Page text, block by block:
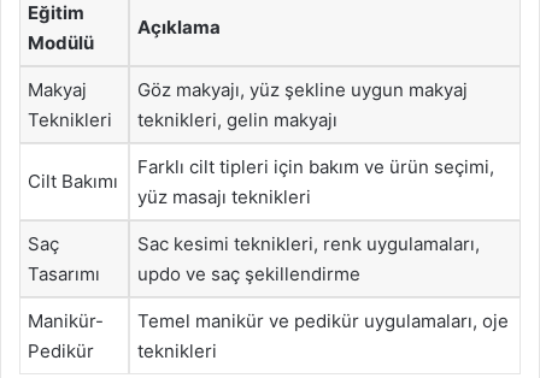
Eğitim
Modülü
Açıklama
Makyaj
Teknikleri
Göz makyajı, yüz şekline uygun makyaj
teknikleri, gelin makyajı
Cilt Bakımı
Farklı cilt tipleri için bakım ve ürün seçimi,
yüz masajı teknikleri
Saç
Tasarımı
Sac kesimi teknikleri, renk uygulamaları,
updo ve saç şekillendirme
Manikür-
Pedikür
Temel manikür ve pedikür uygulamaları, oje
teknikleri